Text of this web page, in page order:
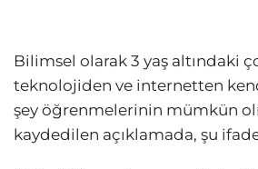
Bilimsel olarak 3 yaş altındaki
teknolojiden ve internetten
şey öğrenmelerinin mümkün
kaydedilen açıklamada, şu